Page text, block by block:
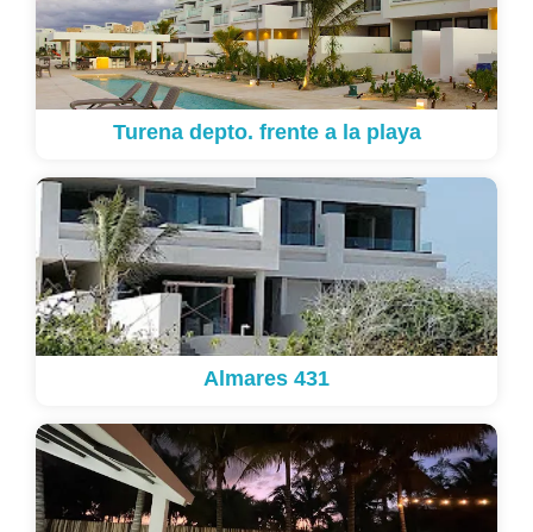
Turena depto. frente a la playa
Almares 431